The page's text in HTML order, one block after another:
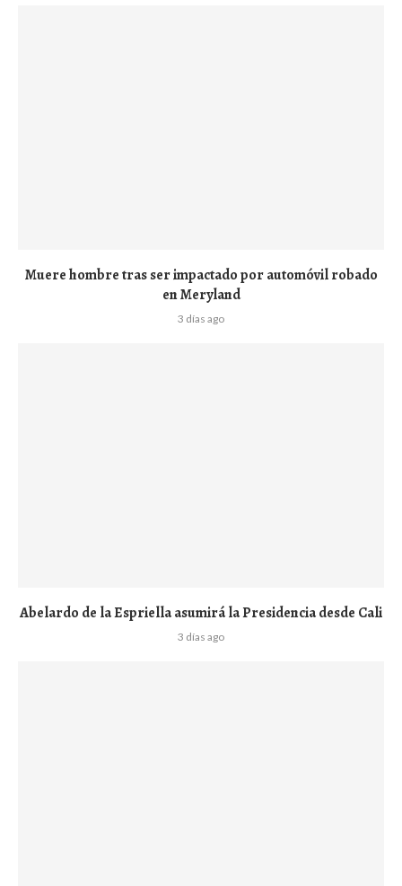
Muere hombre tras ser impactado por automóvil robado
en Meryland
3 días ago
Abelardo de la Espriella asumirá la Presidencia desde Cali
3 días ago